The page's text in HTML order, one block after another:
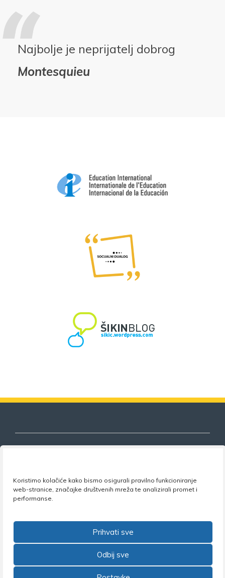
Koristimo kolačiće kako bismo osigurali pravilno funkcioniranje
web-stranice, značajke društvenih mreža te analizirali promet i
performanse.
Prihvati sve
Odbij sve
Najbolje je neprijatelj dobrog
Montesquieu
Nezavisni sindikat znanosti i visokog
obrazovanja
Zagreb •Tel: +385 1 4847 337 •Email: uprava@nsz.hr